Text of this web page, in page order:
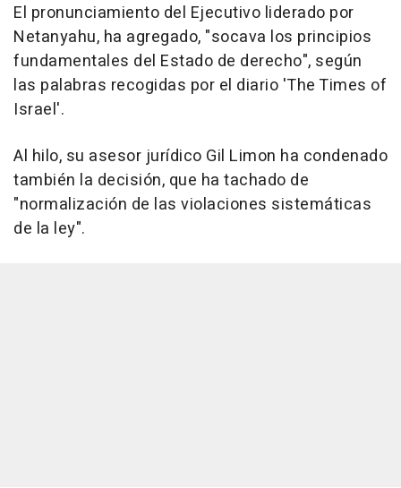
El pronunciamiento del Ejecutivo liderado por
Netanyahu, ha agregado, "socava los principios
fundamentales del Estado de derecho", según
las palabras recogidas por el diario 'The Times of
Israel'.
Al hilo, su asesor jurídico Gil Limon ha condenado
también la decisión, que ha tachado de
"normalización de las violaciones sistemáticas
de la ley".